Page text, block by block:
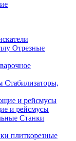
Отрезные
Стабилизаторы,
и рейсмусы
Станки
плиткорезные